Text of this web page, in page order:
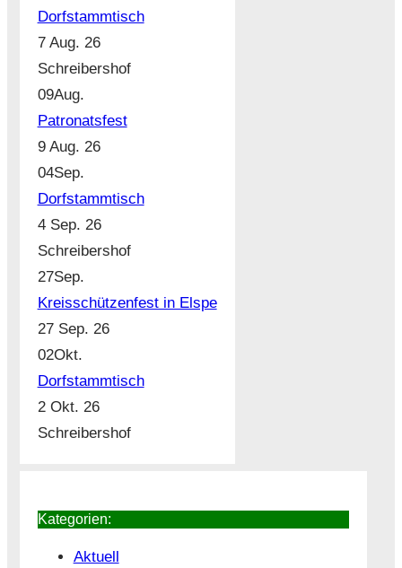
Dorfstammtisch
7 Aug. 26
Schreibershof
09Aug.
Patronatsfest
9 Aug. 26
04Sep.
Dorfstammtisch
4 Sep. 26
Schreibershof
27Sep.
Kreisschützenfest in Elspe
27 Sep. 26
02Okt.
Dorfstammtisch
2 Okt. 26
Schreibershof
Kategorien:
Aktuell